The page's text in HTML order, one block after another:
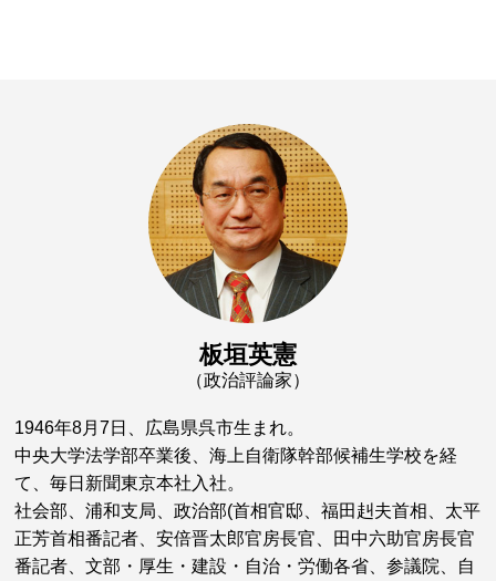
板垣英憲
（政治評論家）
1946年8月7日、広島県呉市生まれ。
中央大学法学部卒業後、海上自衛隊幹部候補生学校を経
て、毎日新聞東京本社入社。
社会部、浦和支局、政治部(首相官邸、福田赳夫首相、太平
正芳首相番記者、安倍晋太郎官房長官、田中六助官房長官
番記者、文部・厚生・建設・自治・労働各省、参議院、自